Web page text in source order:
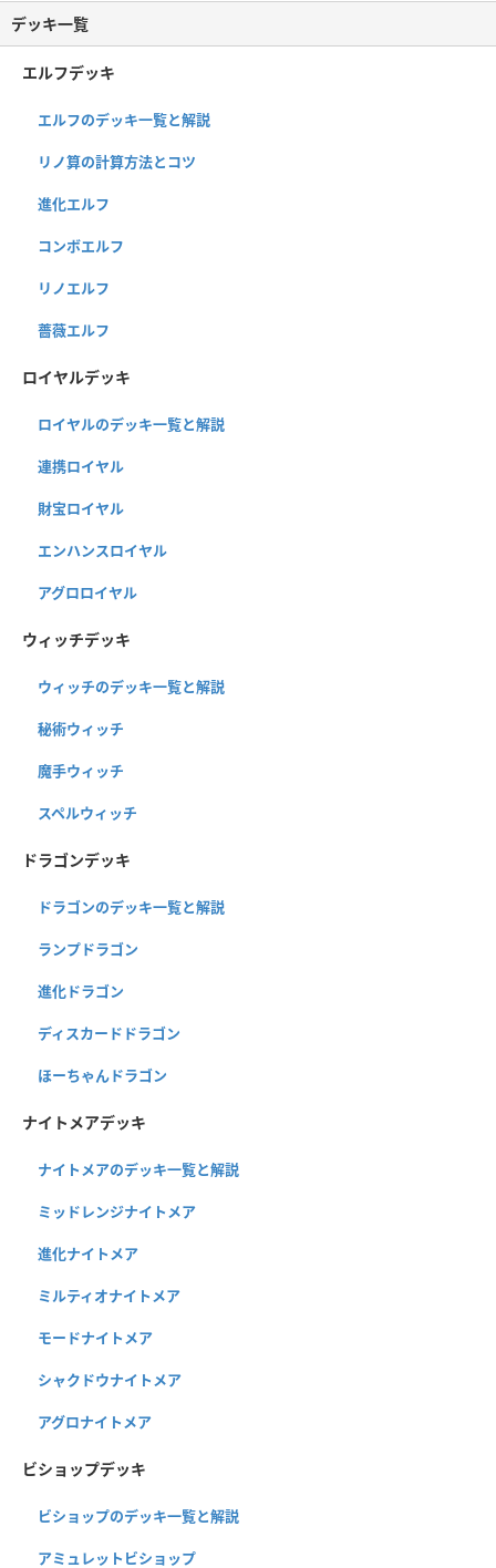
デッキ一覧
エルフデッキ
エルフのデッキ一覧と解説
リノ算の計算方法とコツ
進化エルフ
コンボエルフ
リノエルフ
薔薇エルフ
ロイヤルデッキ
ロイヤルのデッキ一覧と解説
連携ロイヤル
財宝ロイヤル
エンハンスロイヤル
アグロロイヤル
ウィッチデッキ
ウィッチのデッキ一覧と解説
秘術ウィッチ
魔手ウィッチ
スペルウィッチ
ドラゴンデッキ
ドラゴンのデッキ一覧と解説
ランプドラゴン
進化ドラゴン
ディスカードドラゴン
ほーちゃんドラゴン
ナイトメアデッキ
ナイトメアのデッキ一覧と解説
ミッドレンジナイトメア
進化ナイトメア
ミルティオナイトメア
モードナイトメア
シャクドウナイトメア
アグロナイトメア
ビショップデッキ
ビショップのデッキ一覧と解説
アミュレットビショップ